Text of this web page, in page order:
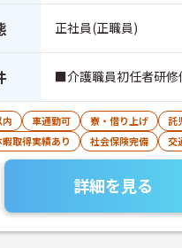
正社員(正職員)
■介護職員初任者研
車通勤可 寮・借り上げ 託
取得実績あり
社会保険完備 交
詳細を見る